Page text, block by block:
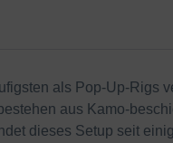
als Pop-Up-Rigs
aus Kamo-
dieses Setup seit